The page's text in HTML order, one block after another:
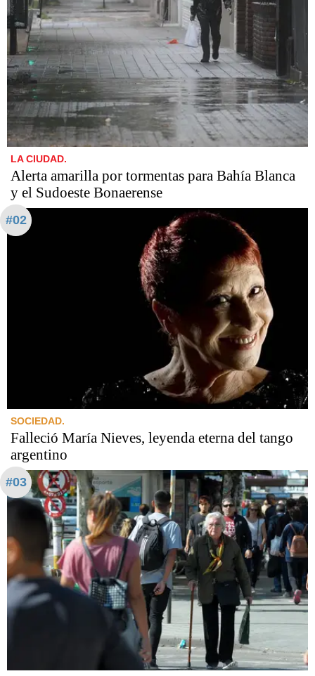
LA CIUDAD.
Alerta amarilla por tormentas para Bahía Blanca
y el Sudoeste Bonaerense
#02
SOCIEDAD.
Falleció María Nieves, leyenda eterna del tango
argentino
#03